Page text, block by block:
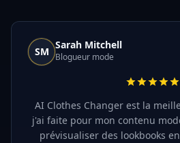
SM
Sarah Mitchell
Blogueur mode
AI Clothes Changer est la
j'ai faite pour mon contenu
prévisualiser des lookbooks